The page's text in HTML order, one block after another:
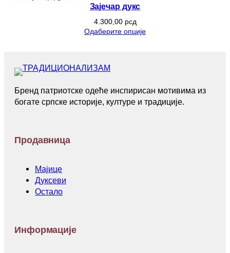
Зајечар дукс
4.300,00 рсд
Одаберите опције
Бренд патриотске одеће инспирисан мотивима из
богате српске историје, културе и традиције.
Продавница
Мајице
Дуксеви
Остало
Информације